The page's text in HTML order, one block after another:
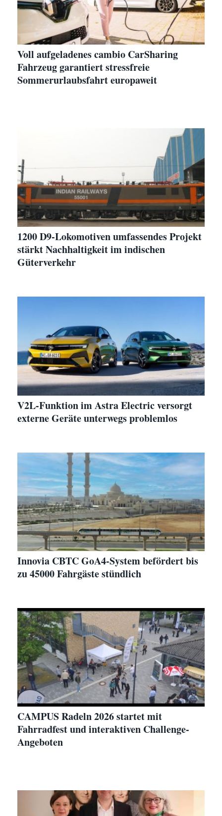
Voll aufgeladenes cambio CarSharing
Fahrzeug garantiert stressfreie
Sommerurlaubsfahrt europaweit
1200 D9-Lokomotiven umfassendes Projekt
stärkt Nachhaltigkeit im indischen
Güterverkehr
V2L-Funktion im Astra Electric versorgt
externe Geräte unterwegs problemlos
Innovia CBTC GoA4-System befördert bis
zu 45000 Fahrgäste stündlich
CAMPUS Radeln 2026 startet mit
Fahrradfest und interaktiven Challenge-
Angeboten